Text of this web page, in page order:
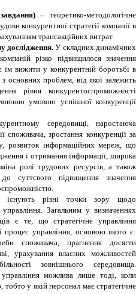
– теоретико-методологічне
конкурентної стратегії компанії в
трансакційних витрат.
дослідження. У складних динамічних
різко підвищилося значення
їм вижити у конкурентній боротьбі в
основних проблем, від якої залежить
рівня конкурентоспроможності
умовою успішної конкуренції
середовищі, наростаюча
споживача, зростання конкуренції за
розвиток інформаційних мереж, що
і отримання інформації, широка
ролі трудових ресурсів, а також
суттєвого підвищення значення
існують різні точки зору щодо
Загальним у визначеннях
є те, що стратегічне управління
процес управління, основою якого є:
споживача, прагнення досягти
урахування власних можливостей
зовнішнього середовища.
управління можлива лише тоді, коли
тобто у якій персонал має стратегічне